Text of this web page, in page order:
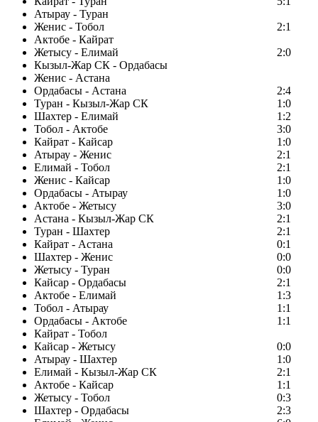
Атырау - Туран
Женис - Тобол
2:1
Актобе - Кайрат
Жетысу - Елимай
2:0
Кызыл-Жар СК - Ордабасы
Женис - Астана
Ордабасы - Астана
2:4
Туран - Кызыл-Жар СК
1:0
Шахтер - Елимай
1:2
Тобол - Актобе
3:0
Кайрат - Кайсар
1:0
Атырау - Женис
2:1
Елимай - Тобол
2:1
Женис - Кайсар
1:0
Ордабасы - Атырау
1:0
Актобе - Жетысу
3:0
Астана - Кызыл-Жар СК
2:1
Туран - Шахтер
2:1
Кайрат - Астана
0:1
Шахтер - Женис
0:0
Жетысу - Туран
0:0
Кайсар - Ордабасы
2:1
Актобе - Елимай
1:3
Тобол - Атырау
1:1
Ордабасы - Актобе
1:1
Кайрат - Тобол
Кайсар - Жетысу
0:0
Атырау - Шахтер
1:0
Елимай - Кызыл-Жар СК
2:1
Актобе - Кайсар
1:1
Жетысу - Тобол
0:3
Шахтер - Ордабасы
2:3